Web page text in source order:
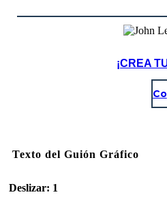
¡CREA
Texto del Guión Gráfico
Deslizar: 1